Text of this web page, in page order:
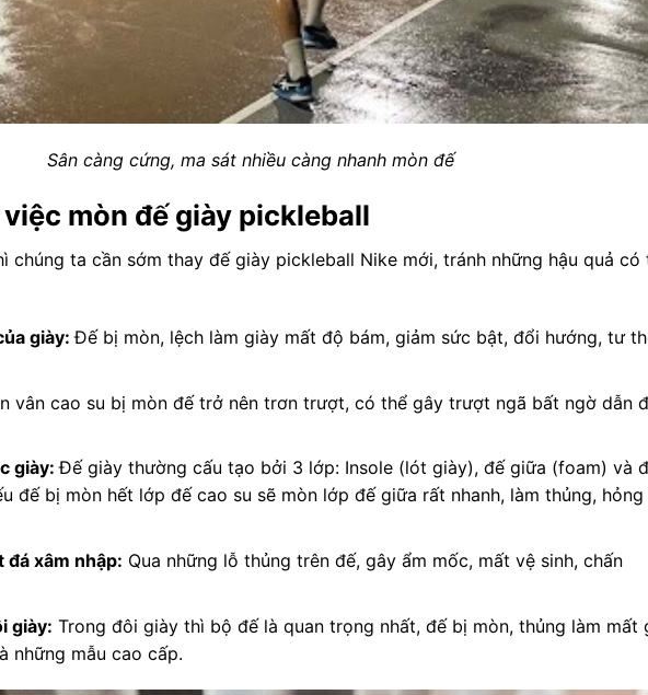
Sân càng cứng, ma sát nhiều càng nhanh mòn đế
mòn đế giày pickleball
chúng ta cần sớm thay đế giày pickleball Nike mới, tránh những hậu quả có
giày:Đế bị mòn, lệch làm giày mất độ bám, giảm sức bật, đổi hướng, tư
vân cao su bị mòn đế trở nên trơn trượt, có thể gây trượt ngã bất ngờ dẫn
giày:Đế giày thường cấu tạo bởi 3 lớp: Insole (lót giày), đế giữa (foam) và
đế bị mòn hết lớp đế cao su sẽ mòn lớp đế giữa rất nhanh, làm thủng, hỏng
đá xâm nhập: Qua những lỗ thủng trên đế, gây ẩm mốc, mất vệ sinh, chấn
giày: Trong đôi giày thì bộ đế là quan trọng nhất, đế bị mòn, thủng làm mất
những mẫu cao cấp.